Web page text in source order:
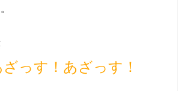
っす！あざっす！